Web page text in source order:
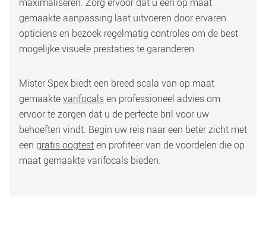
gemaakte aanpassing laat uitvoeren door ervaren
opticiens en bezoek regelmatig controles om de best
mogelijke visuele prestaties te garanderen.
Mister Spex biedt een breed scala van op maat
gemaakte varifocals en professioneel advies om
ervoor te zorgen dat u de perfecte bril voor uw
behoeften vindt. Begin uw reis naar een beter zicht met
een gratis oogtest en profiteer van de voordelen die op
maat gemaakte varifocals bieden.